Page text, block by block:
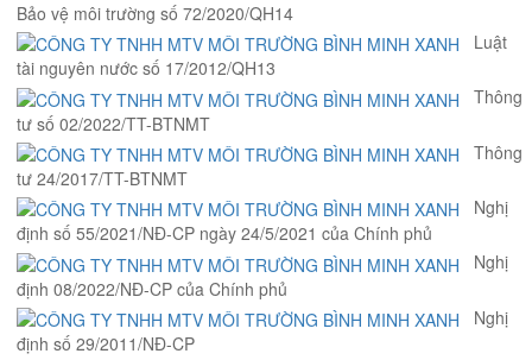
Bảo vệ môi trường số 72/2020/QH14
Luật
tài nguyên nước số 17/2012/QH13
Thông
tư số 02/2022/TT-BTNMT
Thông
tư 24/2017/TT-BTNMT
Nghị
định số 55/2021/NĐ-CP ngày 24/5/2021 của Chính phủ
Nghị
định 08/2022/NĐ-CP của Chính phủ
Nghị
định số 29/2011/NĐ-CP